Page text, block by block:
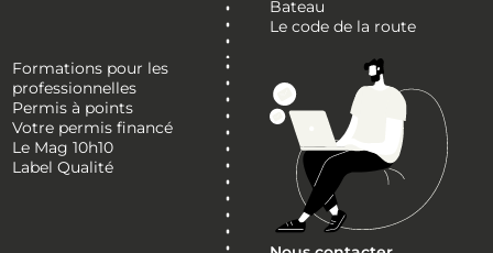
Bateau
Le code de la route
Formations pour les
professionnelles
Permis à points
Votre permis financé
Le Mag 10h10
Label Qualité